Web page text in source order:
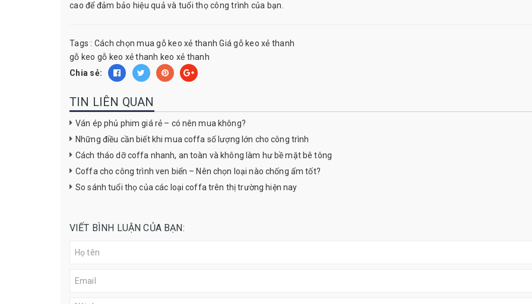
cao để đảm bảo hiệu quả và tuổi thọ công trình của bạn.
Tags : Cách chọn mua gỗ keo xẻ thanh Giá gỗ keo xẻ thanh
gỗ keo gỗ keo xẻ thanh keo xẻ thanh
Chia sẻ:
TIN LIÊN QUAN
Ván ép phủ phim giá rẻ – có nên mua không?
Những điều cần biết khi mua coffa số lượng lớn cho công trình
Cách tháo dỡ coffa nhanh, an toàn và không làm hư bề mặt bê tông
Coffa cho công trình ven biển – Nên chọn loại nào chống ẩm tốt?
So sánh tuổi thọ của các loại coffa trên thị trường hiện nay
VIẾT BÌNH LUẬN CỦA BẠN: